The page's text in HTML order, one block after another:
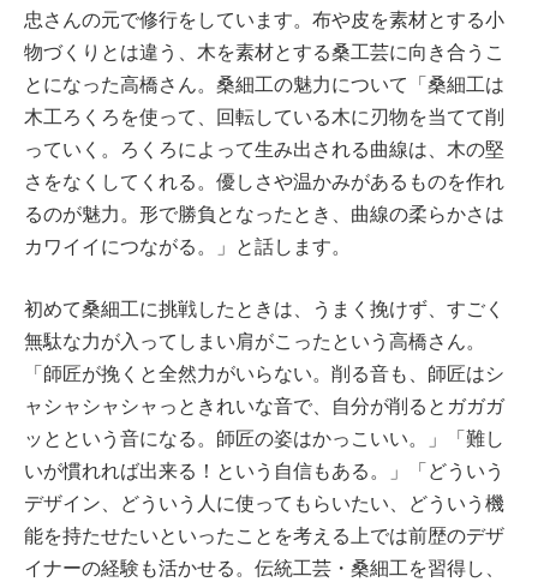
忠さんの元で修行をしています。布や皮を素材とする小
物づくりとは違う、木を素材とする桑工芸に向き合うこ
とになった高橋さん。桑細工の魅力について「桑細工は
木工ろくろを使って、回転している木に刃物を当てて削
っていく。ろくろによって生み出される曲線は、木の堅
さをなくしてくれる。優しさや温かみがあるものを作れ
るのが魅力。形で勝負となったとき、曲線の柔らかさは
カワイイにつながる。」と話します。
初めて桑細工に挑戦したときは、うまく挽けず、すごく
無駄な力が入ってしまい肩がこったという高橋さん。
「師匠が挽くと全然力がいらない。削る音も、師匠はシ
ャシャシャシャっときれいな音で、自分が削るとガガガ
ッとという音になる。師匠の姿はかっこいい。」「難し
いが慣れれば出来る！という自信もある。」「どういう
デザイン、どういう人に使ってもらいたい、どういう機
能を持たせたいといったことを考える上では前歴のデザ
イナーの経験も活かせる。伝統工芸・桑細工を習得し、